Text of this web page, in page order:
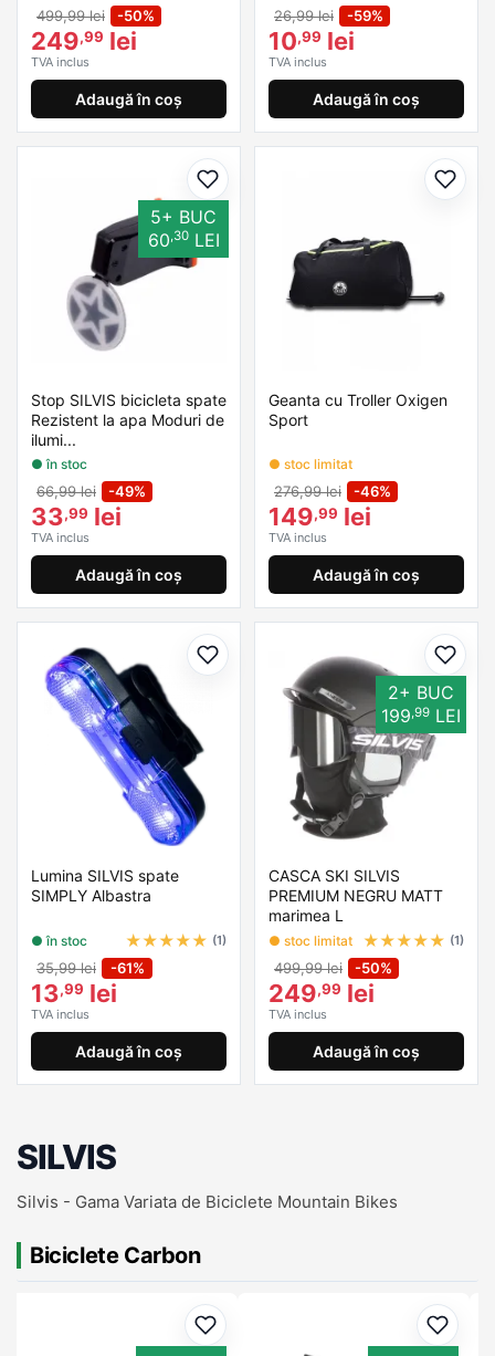
499,99 lei -50%
249,99 lei
TVA inclus
Adaugă în coș
26,99 lei -59%
10,99 lei
TVA inclus
Adaugă în coș
Adaugă la favorite
5+ BUC
60,30LEI
Stop SILVIS bicicleta spate
Rezistent la apa Moduri de
ilumi...
● în stoc
66,99 lei -49%
33,99 lei
TVA inclus
Adaugă în coș
Geanta cu Troller Oxigen
Sport
● stoc limitat
276,99 lei -46%
149,99 lei
TVA inclus
Adaugă în coș
Adaugă la favorite
Lumina SILVIS spate
SIMPLY Albastra
● în stoc ★★★★★ (1)
35,99 lei -61%
13,99 lei
TVA inclus
Adaugă în coș
2+ BUC
199 ,99 LEI
CASCA SKI SILVIS
PREMIUM NEGRU MATT
marimea L
● stoc limitat ★★★★★ (1)
499,99 lei -50%
249,99 lei
TVA inclus
Adaugă în coș
SILVIS
Silvis - Gama Variata de Biciclete Mountain Bikes
Biciclete Carbon
Adaugă la favorite